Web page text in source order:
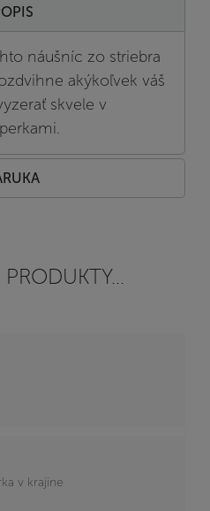
náušníc zo striebra
akýkoľvek váš
skvele v
v krajine